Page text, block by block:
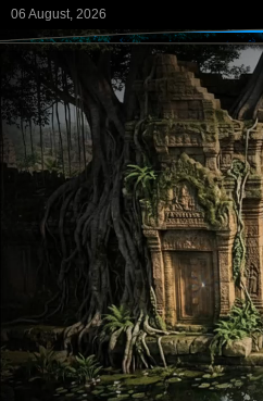
06 August, 2026